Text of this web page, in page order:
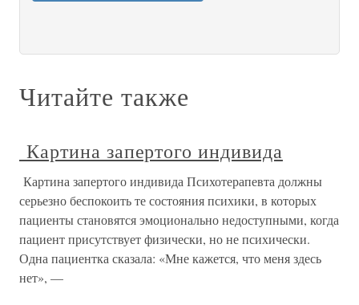
Читайте также
Картина запертого индивида
Картина запертого индивида Психотерапевта должны
серьезно беспокоить те состояния психики, в которых
пациенты становятся эмоционально недоступными, когда
пациент присутствует физически, но не психически.
Одна пациентка сказала: «Мне кажется, что меня здесь
нет», —